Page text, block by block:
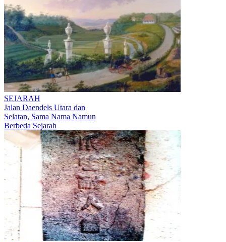
SEJARAH
Jalan Daendels Utara dan
Selatan, Sama Nama Namun
Berbeda Sejarah